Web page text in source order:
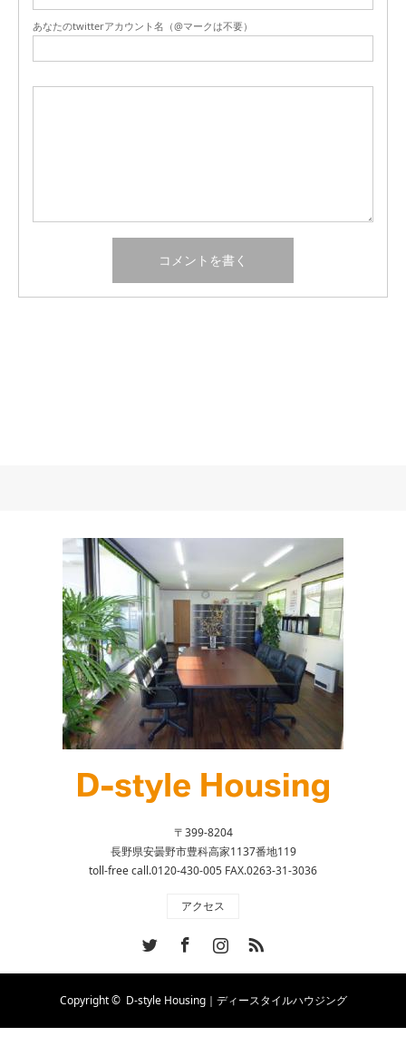
あなたのtwitterアカウント名（@マークは不要）
〒399-8204
長野県安曇野市豊科高家1137番地119
toll-free call.0120-430-005 FAX.0263-31-3036
アクセス
Copyright © D-style Housing｜ディースタイルハウジング